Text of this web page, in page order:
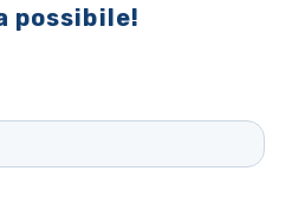
possibile!